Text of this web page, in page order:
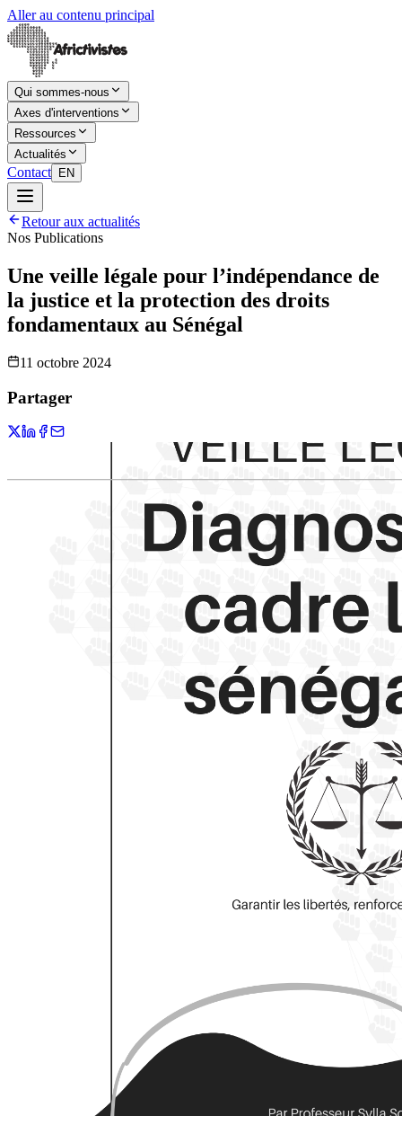
Aller au contenu principal
Qui sommes-nous
Axes d'interventions
Ressources
Actualités
Contact EN
Retour aux actualités
Nos Publications
Une veille légale pour l’indépendance de
la justice et la protection des droits
fondamentaux au Sénégal
11 octobre 2024
Partager